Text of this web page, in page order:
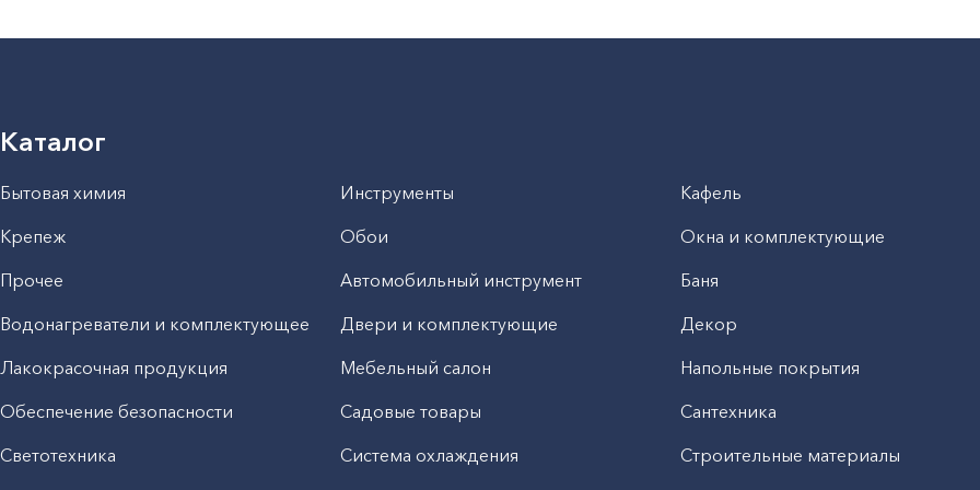
Каталог
Бытовая химия Инструменты
Кафель
Крепеж
Обои
Окна и комплектующие
Прочее
Автомобильный инструмент
Баня
Водонагреватели и комплектующее
Двери и комплектующие
Декор
Лакокрасочная продукция
Мебельный салон
Напольные покрытия
Обеспечение безопасности
Садовые товары
Сантехника
Светотехника
Система охлаждения
Строительные материалы